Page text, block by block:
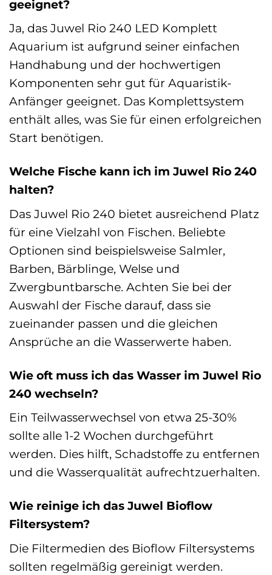
geeignet?
Ja, das Juwel Rio 240 LED Komplett
Aquarium ist aufgrund seiner einfachen
Handhabung und der hochwertigen
Komponenten sehr gut für Aquaristik-
Anfänger geeignet. Das Komplettsystem
enthält alles, was Sie für einen erfolgreichen
Start benötigen.
Welche Fische kann ich im Juwel Rio 240
halten?
Das Juwel Rio 240 bietet ausreichend Platz
für eine Vielzahl von Fischen. Beliebte
Optionen sind beispielsweise Salmler,
Barben, Bärblinge, Welse und
Zwergbuntbarsche. Achten Sie bei der
Auswahl der Fische darauf, dass sie
zueinander passen und die gleichen
Ansprüche an die Wasserwerte haben.
Wie oft muss ich das Wasser im Juwel Rio
240 wechseln?
Ein Teilwasserwechsel von etwa 25-30%
sollte alle 1-2 Wochen durchgeführt
werden. Dies hilft, Schadstoffe zu entfernen
und die Wasserqualität aufrechtzuerhalten.
Wie reinige ich das Juwel Bioflow
Filtersystem?
Die Filtermedien des Bioflow Filtersystems
sollten regelmäßig gereinigt werden.